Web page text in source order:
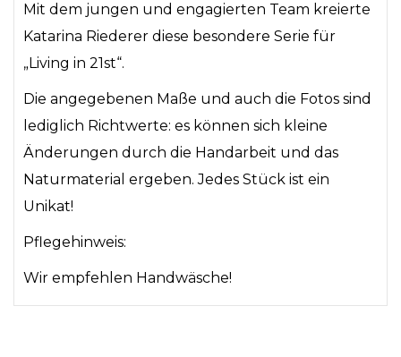
Mit dem jungen und engagierten Team kreierte
Katarina Riederer diese besondere Serie für
„Living in 21st“.
Die angegebenen Maße und auch die Fotos sind
lediglich Richtwerte: es können sich kleine
Änderungen durch die Handarbeit und das
Naturmaterial ergeben. Jedes Stück ist ein
Unikat!
Pflegehinweis:
Wir empfehlen Handwäsche!